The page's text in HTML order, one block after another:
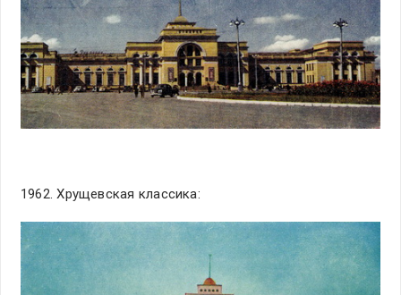
1962. Хрущевская классика: